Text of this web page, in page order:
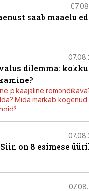
saab maaelu
dilemma:
pikaajaline
Mida märkab kogenud
on 8 esimese